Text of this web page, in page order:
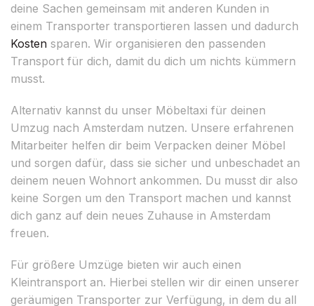
deine Sachen gemeinsam mit anderen Kunden in
einem Transporter transportieren lassen und dadurch
Kosten sparen. Wir organisieren den passenden
Transport für dich, damit du dich um nichts kümmern
musst.
Alternativ kannst du unser Möbeltaxi für deinen
Umzug nach Amsterdam nutzen. Unsere erfahrenen
Mitarbeiter helfen dir beim Verpacken deiner Möbel
und sorgen dafür, dass sie sicher und unbeschadet an
deinem neuen Wohnort ankommen. Du musst dir also
keine Sorgen um den Transport machen und kannst
dich ganz auf dein neues Zuhause in Amsterdam
freuen.
Für größere Umzüge bieten wir auch einen
Kleintransport an. Hierbei stellen wir dir einen unserer
geräumigen Transporter zur Verfügung, in dem du all